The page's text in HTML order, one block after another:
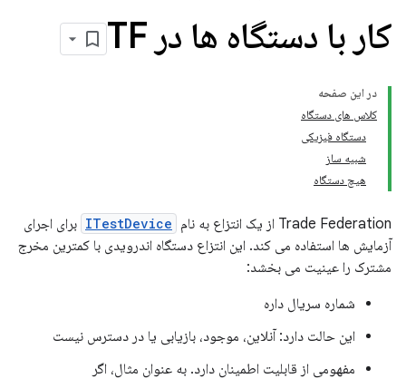
کار با دستگاه ها در TF
در این صفحه
کلاس های دستگاه
دستگاه فیزیکی
شبیه ساز
هیچ دستگاه
Trade Federation از یک انتزاع به نام ITestDevice برای اجرای
آزمایش ها استفاده می کند. این انتزاع دستگاه اندرویدی با کمترین مخرج
مشترک را عینیت می بخشد:
شماره سریال داره
این حالت دارد: آنلاین، موجود، بازیابی یا در دسترس نیست
مفهومی از قابلیت اطمینان دارد. به عنوان مثال، اگر